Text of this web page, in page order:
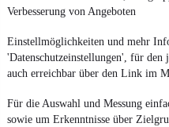
Verbesserung von Angeboten
Einstellmöglichkeiten und mehr
'Datenschutzeinstellungen', für
auch erreichbar über den Link im
Für die Auswahl und Messung
sowie um Erkenntnisse über